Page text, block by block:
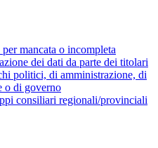
mancata o incompleta
dei dati da parte dei titolari
politici, di amministrazione, di
o di governo
consiliari regionali/provinciali